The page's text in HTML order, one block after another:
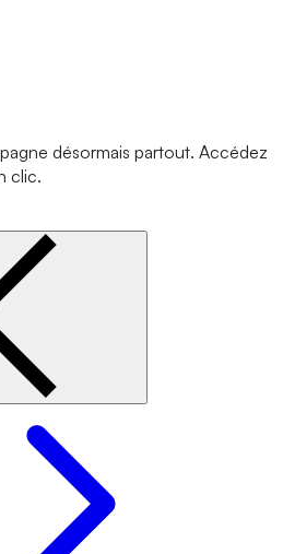
désormais partout. Accédez
clic.